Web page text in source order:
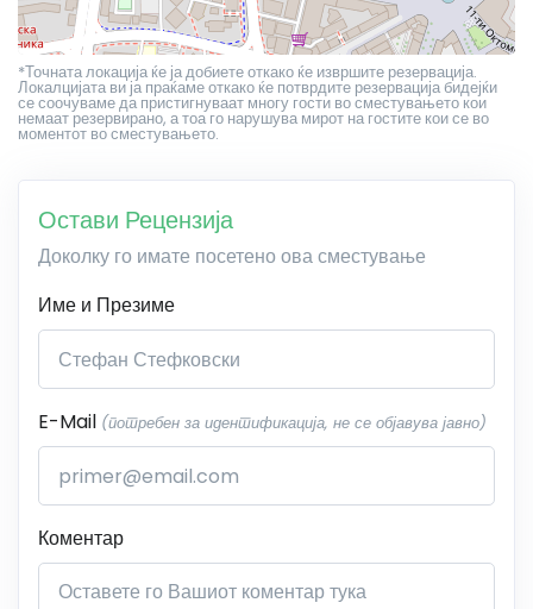
*Точната локација ќе ја добиете откако ќе извршите резервација.
Локалцијата ви ја праќаме откако ќе потврдите резервација бидејќи
се соочуваме да пристигнуваат многу гости во сместувањето кои
немаат резервирано, а тоа го нарушува мирот на гостите кои се во
моментот во сместувањето.
Остави Рецензија
Доколку го имате посетено ова сместување
Име и Презиме
E-Mail (потребен за идентификација, не се објавува јавно)
Коментар